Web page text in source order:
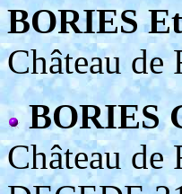
BORIES
Château
BORIES
Château